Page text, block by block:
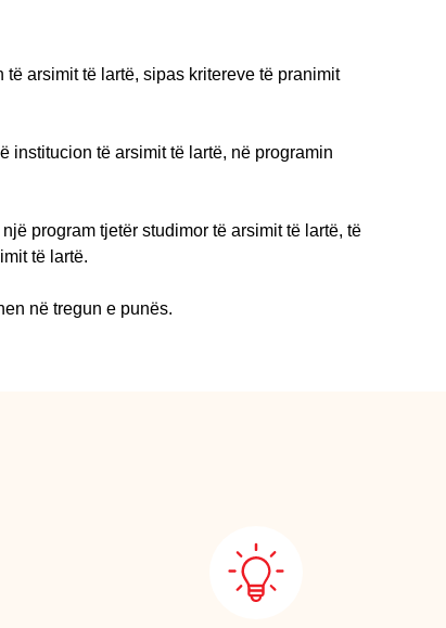
arsimit të lartë, sipas kritereve të pranimit
institucion të arsimit të lartë, në programin
program tjetër studimor të arsimit të lartë, të
të lartë.
në tregun e punës.